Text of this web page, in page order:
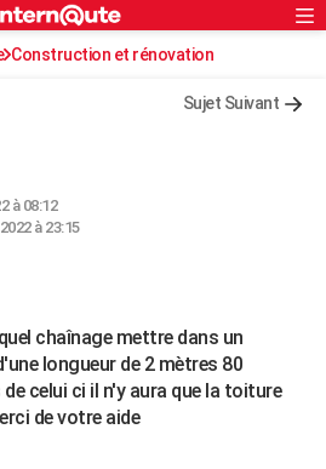
Rechercher
S'inscrire
Connexion
Construction et rénovation
Sujet Suivant
à 08:12
à 23:15
chaînage mettre dans un
longueur de 2 mètres 80
celui ci il n'y aura que la toiture
de votre aide